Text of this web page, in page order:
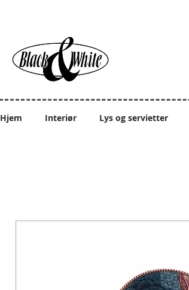
Hjem Interiør Lys og servietter